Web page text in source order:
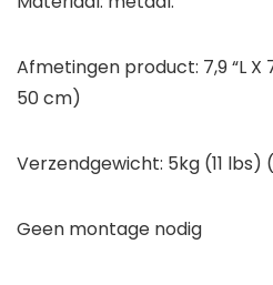
Afmetingen product: 7,9 “L X
50 cm)
Verzendgewicht: 5kg (11
Geen montage nodig